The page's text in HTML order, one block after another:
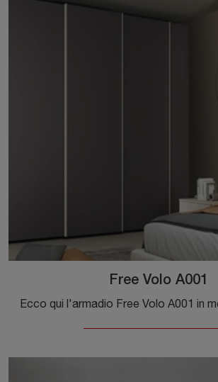
Free Volo A001